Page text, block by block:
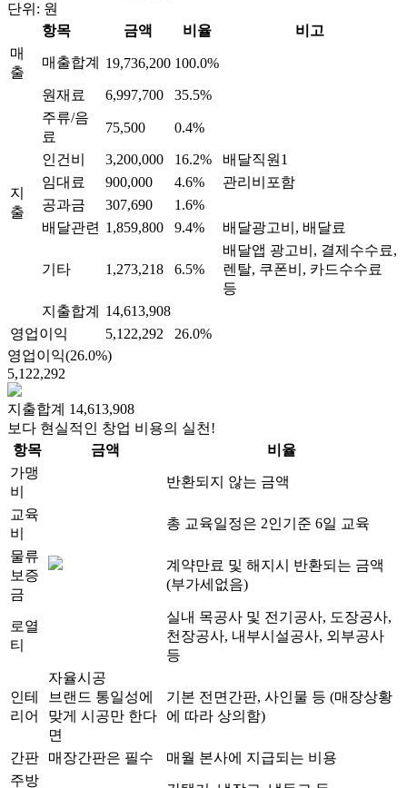
단위: 원
항목
금액 비율
비고
매
출
매출합계 19,736,200 100.0%
지
출
원재료 6,997,700
35.5%
주류/음
료
75,500 0.4%
인건비 3,200,000 16.2%
배달직원1
임대료
900,000 4.6%
관리비포함
공과금
307,690
1.6%
배달관련 1,859,800 9.4% 배달광고비, 배달료
기타 1,273,218 6.5%
배달앱 광고비, 결제수수료,
렌탈, 쿠폰비, 카드수수료
등
지출합계
14,613,908
영업이익
5,122,292
26.0%
영업이익(26.0%)
5,122,292
지출합계 14,613,908
보다 현실적인 창업 비용의 실천!
항목
금액
비율
가맹
비
반환되지 않는 금액
교육
비
총 교육일정은 2인기준 6일 교육
물류
보증
금
계약만료 및 해지시 반환되는 금액
(부가세없음)
로열
티
실내 목공사 및 전기공사, 도장공사,
천장공사, 내부시설공사, 외부공사
등
인테
리어
자율시공
브랜드 통일성에
맞게 시공만 한다
면
기본 전면간판, 사인물 등 (매장상황
에 따라 상의함)
간판 매장간판은 필수
매월 본사에 지급되는 비용
주방